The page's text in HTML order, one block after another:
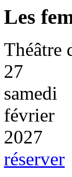
Les
Théâtre
27
samedi
février
2027
réserver